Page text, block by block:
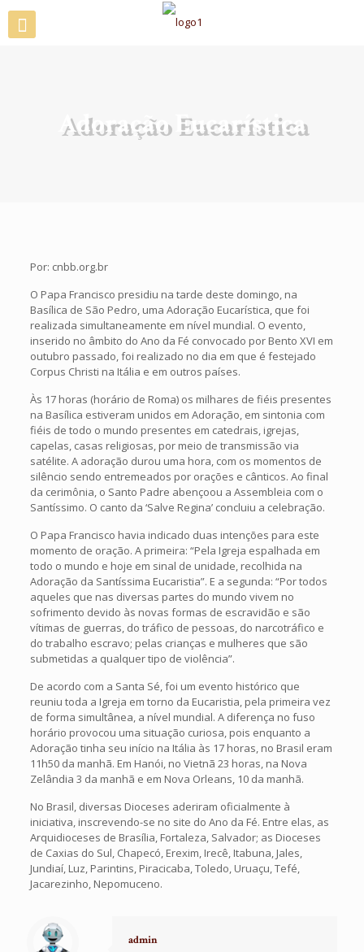
Adoração Eucarística
Por: cnbb.org.br
O Papa Francisco presidiu na tarde deste domingo, na
Basílica de São Pedro, uma Adoração Eucarística, que foi
realizada simultaneamente em nível mundial. O evento,
inserido no âmbito do Ano da Fé convocado por Bento XVI em
outubro passado, foi realizado no dia em que é festejado
Corpus Christi na Itália e em outros países.
Às 17 horas (horário de Roma) os milhares de fiéis presentes
na Basílica estiveram unidos em Adoração, em sintonia com
fiéis de todo o mundo presentes em catedrais, igrejas,
capelas, casas religiosas, por meio de transmissão via
satélite. A adoração durou uma hora, com os momentos de
silêncio sendo entremeados por orações e cânticos. Ao final
da cerimônia, o Santo Padre abençoou a Assembleia com o
Santíssimo. O canto da ‘Salve Regina’ concluiu a celebração.
O Papa Francisco havia indicado duas intenções para este
momento de oração. A primeira: “Pela Igreja espalhada em
todo o mundo e hoje em sinal de unidade, recolhida na
Adoração da Santíssima Eucaristia”. E a segunda: “Por todos
aqueles que nas diversas partes do mundo vivem no
sofrimento devido às novas formas de escravidão e são
vítimas de guerras, do tráfico de pessoas, do narcotráfico e
do trabalho escravo; pelas crianças e mulheres que são
submetidas a qualquer tipo de violência”.
De acordo com a Santa Sé, foi um evento histórico que
reuniu toda a Igreja em torno da Eucaristia, pela primeira vez
de forma simultânea, a nível mundial. A diferença no fuso
horário provocou uma situação curiosa, pois enquanto a
Adoração tinha seu início na Itália às 17 horas, no Brasil eram
11h50 da manhã. Em Hanói, no Vietnã 23 horas, na Nova
Zelândia 3 da manhã e em Nova Orleans, 10 da manhã.
No Brasil, diversas Dioceses aderiram oficialmente à
iniciativa, inscrevendo-se no site do Ano da Fé. Entre elas, as
Arquidioceses de Brasília, Fortaleza, Salvador; as Dioceses
de Caxias do Sul, Chapecó, Erexim, Irecê, Itabuna, Jales,
Jundiaí, Luz, Parintins, Piracicaba, Toledo, Uruaçu, Tefé,
Jacarezinho, Nepomuceno.
admin